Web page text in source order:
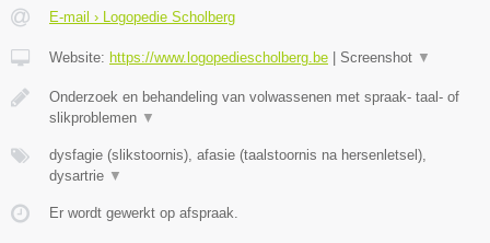
E-mail › Logopedie Scholberg
Website: https://www.logopediescholberg.be | Screenshot ▼
Onderzoek en behandeling van volwassenen met spraak- taal- of
slikproblemen ▼
dysfagie (slikstoornis), afasie (taalstoornis na hersenletsel),
dysartrie ▼
Er wordt gewerkt op afspraak.